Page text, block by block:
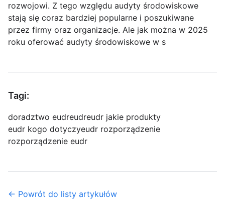
rozwojowi. Z tego względu audyty środowiskowe
stają się coraz bardziej popularne i poszukiwane
przez firmy oraz organizacje. Ale jak można w 2025
roku oferować audyty środowiskowe w s
Tagi:
doradztwo eudreudreudr jakie produkty
eudr kogo dotyczyeudr rozporządzenie
rozporządzenie eudr
← Powrót do listy artykułów